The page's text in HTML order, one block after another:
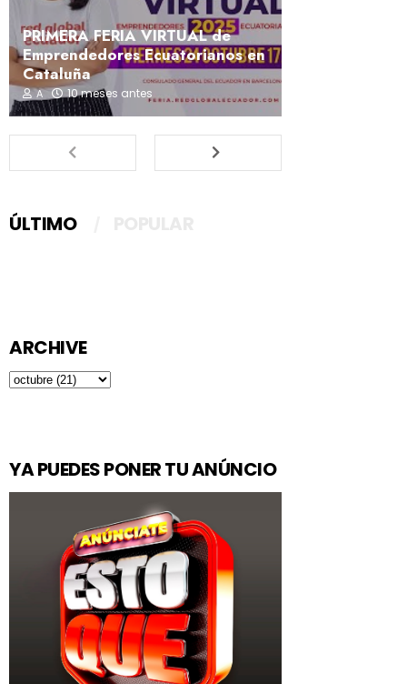
PRIMERA FERIA VIRTUAL de
Emprendedores Ecuatorianos en
Cataluña
A 10 meses antes
ÚLTIMO
ARCHIVE
YA PUEDES PONER TU ANÚNCIO